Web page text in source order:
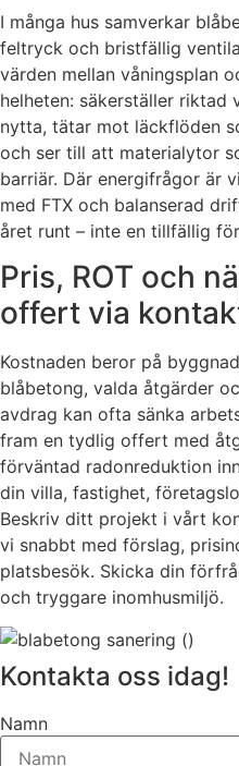
I många hus samverkar
feltryck och bristfällig
värden mellan våningsplan
helheten: säkerställer
nytta, tätar mot läckflöden
och ser till att materialytor
barriär. Där energifrågor är
med FTX och balanserad
året runt – inte en tillfällig
Pris, ROT och
offert via
Kostnaden beror på
blåbetong, valda åtgärder
avdrag kan ofta sänka
fram en tydlig offert med
förväntad radonreduktion
din villa, fastighet,
Beskriv ditt projekt i vårt
vi snabbt med förslag,
platsbesök. Skicka din
och tryggare inomhusmiljö.
Kontakta oss idag!
Namn